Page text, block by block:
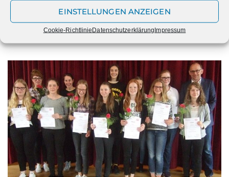
EINSTELLUNGEN ANZEIGEN
Cookie-RichtlinieDatenschutzerklärungImpressum
durften am Samstag wieder 13 Schülerinnen
Mehr lesen